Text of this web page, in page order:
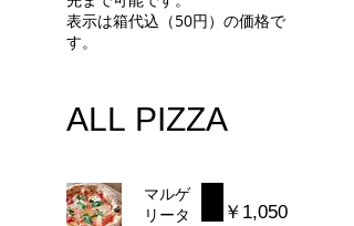
表示は箱代込（50円）の価格で
す。
ALL PIZZA
マルゲ
リータ
￥1,050